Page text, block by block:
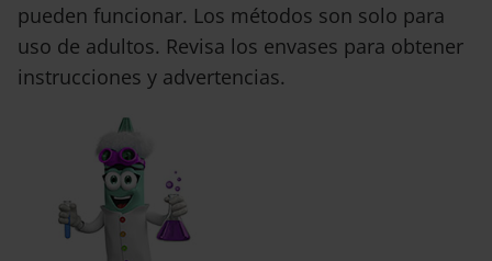
pueden funcionar. Los métodos son solo para
uso de adultos. Revisa los envases para obtener
instrucciones y advertencias.